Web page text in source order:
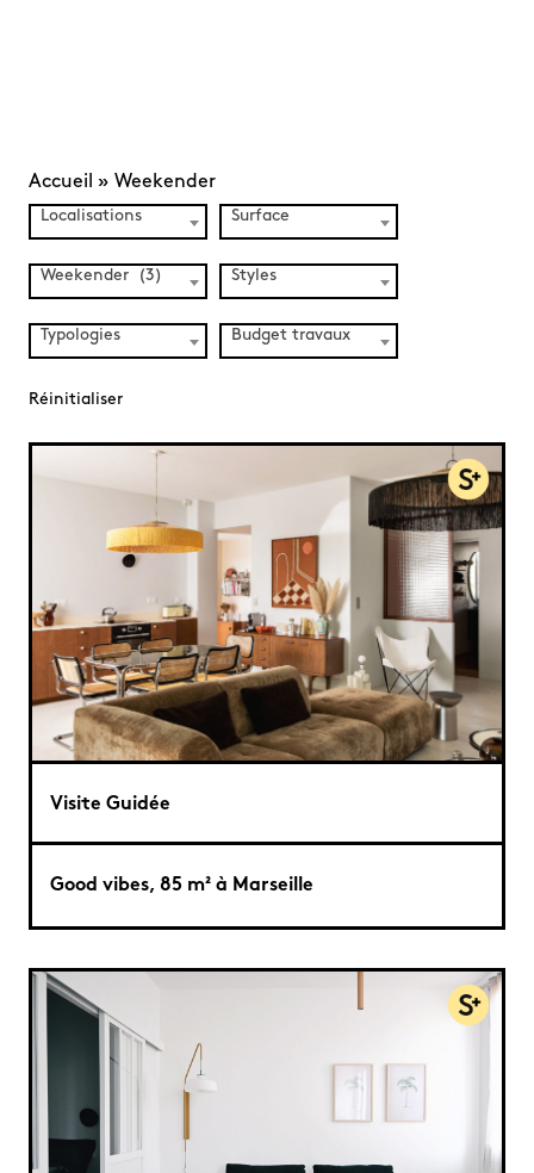
Accueil » Weekender
Localisations Surface
Weekender (3) Styles
Typologies Budget travaux
Réinitialiser
Visite Guidée
Good vibes, 85 m² à Marseille